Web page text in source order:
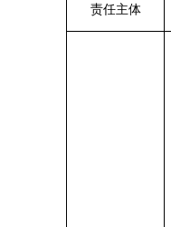
责任主体